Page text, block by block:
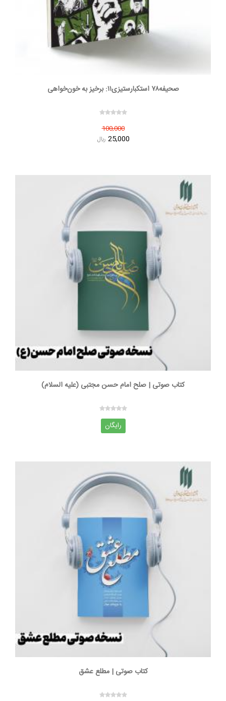
صحیفه۷۸ استکبارستیزی۱۱: برخیز به خون‌خواهی
100,000
25,000 ريال
کتاب صوتی | صلح امام حسن مجتبی (علیه السلام)
رایگان
کتاب صوتی | مطلع عشق